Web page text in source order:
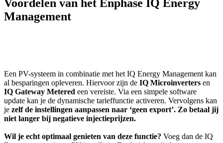
Voordelen van het Enphase IQ Energy
Management
Een PV-systeem in combinatie met het IQ Energy Management kan
al besparingen opleveren. Hiervoor zijn de IQ Microinverters en
IQ Gateway Metered een vereiste. Via een simpele software
update kan je de dynamische tarieffunctie activeren. Vervolgens kan
je zelf de instellingen aanpassen naar ‘geen export’. Zo betaal jij
niet langer bij negatieve injectieprijzen.
Wil je echt optimaal genieten van deze functie? Voeg dan de IQ